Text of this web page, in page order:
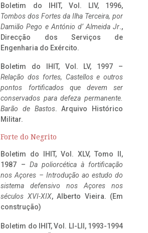
Boletim do IHIT, Vol. LIV, 1996,
Tombos dos Fortes da Ilha Terceira, por
Damião Pego e António d’ Almeida Jr.,
Direcção dos Serviços de
Engenharia do Exército.
Boletim do IHIT, Vol. LV, 1997 –
Relação dos fortes, Castellos e outros
pontos fortificados que devem ser
conservados para defeza permanente.
Barão de Bastos. Arquivo Histórico
Militar.
Forte do Negrito
Boletim do IHIT, Vol. XLV, Tomo II,
1987 – Da poliorcética à fortificação
nos Açores – Introdução ao estudo do
sistema defensivo nos Açores nos
séculos XVI-XIX, Alberto Vieira. (Em
construção)
Boletim do IHIT, Vol. LI-LII, 1993-1994